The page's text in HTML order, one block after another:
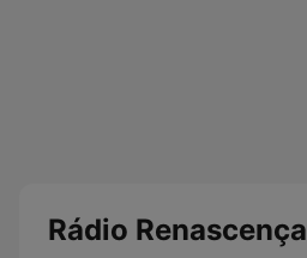
Rádio Renascença